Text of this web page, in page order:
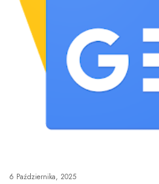
6 Października, 2025